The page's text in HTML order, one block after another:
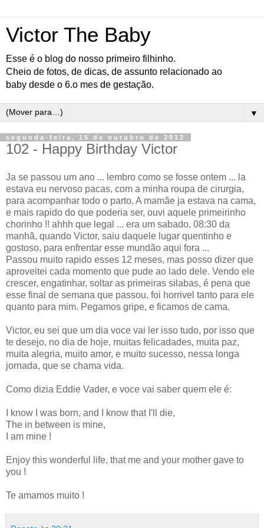
Victor The Baby
Esse é o blog do nosso primeiro filhinho.
Cheio de fotos, de dicas, de assunto relacionado ao
baby desde o 6.o mes de gestação.
▼
segunda-feira, 15 de outubro de 2012
102 - Happy Birthday Victor
Ja se passou um ano ... lembro como se fosse ontem ... la
estava eu nervoso pacas, com a minha roupa de cirurgia,
para acompanhar todo o parto. A mamãe ja estava na cama,
e mais rapido do que poderia ser, ouvi aquele primeirinho
chorinho !! ahhh que legal ... era um sabado, 08:30 da
manhã, quando Victor, saiu daquele lugar quentinho e
gostoso, para enfrentar esse mundão aqui fora ...
Passou muito rapido esses 12 meses, mas posso dizer que
aproveitei cada momento que pude ao lado dele. Vendo ele
crescer, engatinhar, soltar as primeiras silabas, é pena que
esse final de semana que passou, foi horrivel tanto para ele
quanto para mim. Pegamos gripe, e ficamos de cama.
Victor, eu sei que um dia voce vai ler isso tudo, por isso que
te desejo, no dia de hoje, muitas felicadades, muita paz,
muita alegria, muito amor, e muito sucesso, nessa longa
jornada, que se chama vida.
Como dizia Eddie Vader, e voce vai saber quem ele é:
I know I was born, and I know that I'll die,
The in between is mine,
I am mine !
Enjoy this wonderful life, that me and your mother gave to
you !
Te amamos muito !